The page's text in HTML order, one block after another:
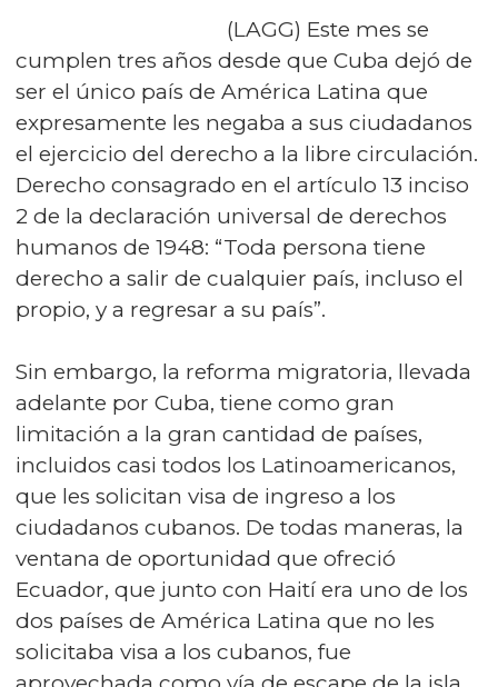
(LAGG) Este mes se
cumplen tres años desde que Cuba dejó de
ser el único país de América Latina que
expresamente les negaba a sus ciudadanos
el ejercicio del derecho a la libre circulación.
Derecho consagrado en el artículo 13 inciso
2 de la declaración universal de derechos
humanos de 1948: “Toda persona tiene
derecho a salir de cualquier país, incluso el
propio, y a regresar a su país”.
Sin embargo, la reforma migratoria, llevada
adelante por Cuba, tiene como gran
limitación a la gran cantidad de países,
incluidos casi todos los Latinoamericanos,
que les solicitan visa de ingreso a los
ciudadanos cubanos. De todas maneras, la
ventana de oportunidad que ofreció
Ecuador, que junto con Haití era uno de los
dos países de América Latina que no les
solicitaba visa a los cubanos, fue